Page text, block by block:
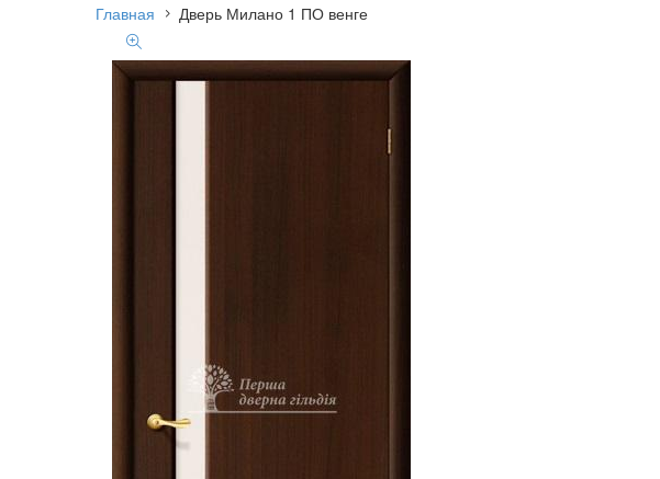
Главная Дверь Милано 1 ПО венге